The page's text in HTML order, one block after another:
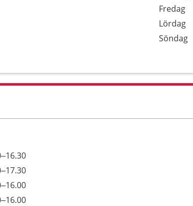
Fredag
Lördag
Söndag